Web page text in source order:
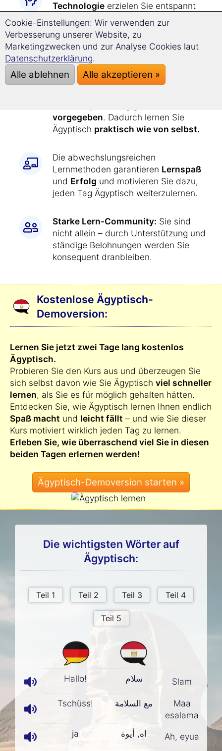
Technologie erzielen Sie entspannt
einen
deutlich schnelleren
Fortschrittund können sich besser
konzentrieren.
Ägyptisch lernen war noch nie so
einfach wie jetzt:
vorgegeben. Dadurch lernen Sie
Ägyptisch praktisch wie von selbst.
Die abwechslungsreichen
Lernmethoden garantieren Lernspaß
und Erfolg und motivieren Sie dazu,
jeden Tag Ägyptisch weiterzulernen.
Starke Lern-Community: Sie sind
nicht allein – durch Unterstützung und
ständige Belohnungen werden Sie
konsequent dranbleiben.
Kostenlose Ägyptisch-
Demoversion:
Lernen Sie jetzt zwei Tage lang kostenlos
Ägyptisch.
Probieren Sie den Kurs aus und überzeugen Sie
sich selbst davon wie Sie Ägyptisch viel schneller
lernen, als Sie es für möglich gehalten hätten.
Entdecken Sie, wie Ägyptisch lernen Ihnen endlich
Spaß macht und leicht fällt – und wie Sie dieser
Kurs motiviert wirklich jeden Tag zu lernen.
Erleben Sie, wie überraschend viel Sie in diesen
beiden Tagen erlernen werden!
Die wichtigsten Wörter auf
Ägyptisch:
Hallo! سلام Slam
Tschüss! مع السلامة
Maa
esalama
ja
اه, أيوة Ah, eyua
Cookie-Einstellungen: Wir verwenden zur
Verbesserung unserer Website, zu
Marketingzwecken und zur Analyse Cookies laut
Datenschutzerklärung.
Alle ablehnen Alle akzeptieren »